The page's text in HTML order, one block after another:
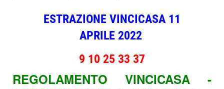
ESTRAZIONE VINCICASA 11
APRILE 2022
9 10 25 33 37
REGOLAMENTO VINCICASA -